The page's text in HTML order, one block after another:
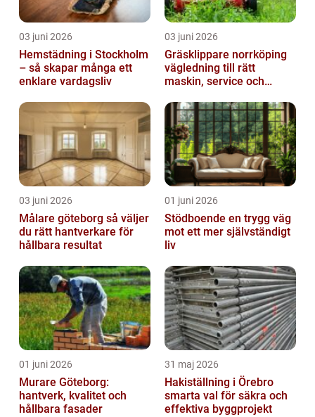
03 juni 2026
Hemstädning i Stockholm
– så skapar många ett
enklare vardagsliv
03 juni 2026
Gräsklippare norrköping
vägledning till rätt
maskin, service och
03 juni 2026
Målare göteborg så väljer
du rätt hantverkare för
hållbara resultat
01 juni 2026
Stödboende en trygg väg
mot ett mer självständigt
liv
01 juni 2026
Murare Göteborg:
hantverk, kvalitet och
hållbara fasader
31 maj 2026
Hakiställning i Örebro
smarta val för säkra och
effektiva byggprojekt